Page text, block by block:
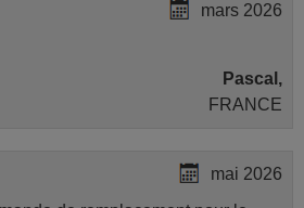
mars 2026
Pascal,
FRANCE
mai 2026